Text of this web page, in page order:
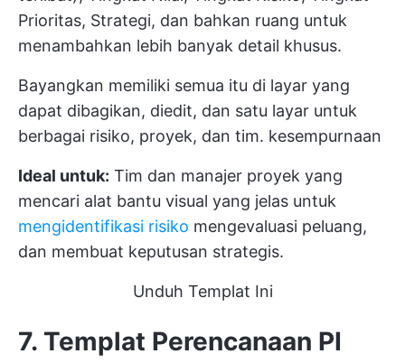
Prioritas, Strategi, dan bahkan ruang untuk
menambahkan lebih banyak detail khusus.
Bayangkan memiliki semua itu di layar yang
dapat dibagikan, diedit, dan satu layar untuk
berbagai risiko, proyek, dan tim. kesempurnaan
Ideal untuk: Tim dan manajer proyek yang
mencari alat bantu visual yang jelas untuk
mengidentifikasi risiko mengevaluasi peluang,
dan membuat keputusan strategis.
Unduh Templat Ini
7. Templat Perencanaan PI